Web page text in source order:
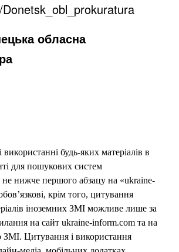
обласна
будь-яких матеріалів в
для пошукових систем
не нижче першого абзацу на «ukraine-
крім того, цитування
іноземних ЗМІ можливе лише за
на сайт ukraine-inform.com та на
ЗМІ. Цитування і використання